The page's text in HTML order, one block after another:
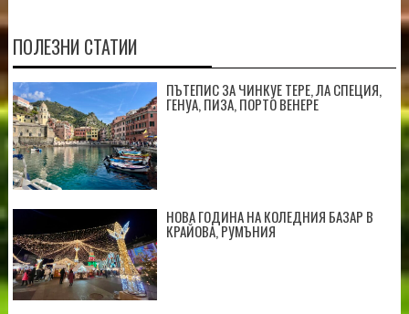
ПОЛЕЗНИ СТАТИИ
ПЪТЕПИС ЗА ЧИНКУЕ ТЕРЕ, ЛА СПЕЦИЯ,
ГЕНУА, ПИЗА, ПОРТО ВЕНЕРЕ
НОВА ГОДИНА НА КОЛЕДНИЯ БАЗАР В
КРАЙОВА, РУМЪНИЯ